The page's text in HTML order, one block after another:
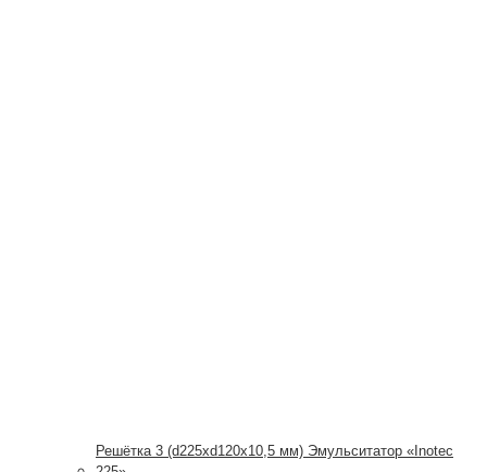
Решётка 3 (d225xd120x10,5 мм) Эмульситатор «Inotec